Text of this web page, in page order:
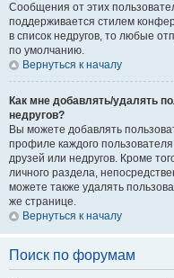
Сообщения от этих
поддерживается стилем
в список недругов, то любые
по умолчанию.
Вернуться к началу
Как мне добавлять/удалять
недругов?
Вы можете добавлять
профиле каждого
друзей или недругов. Кроме
личного раздела,
можете также удалять
же странице.
Вернуться к началу
Поиск по форумам